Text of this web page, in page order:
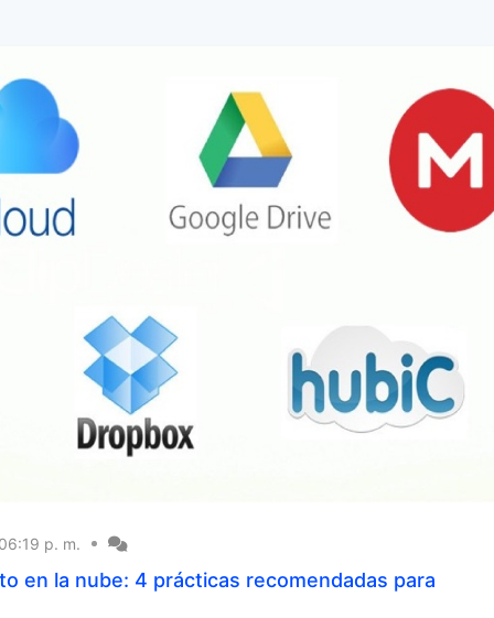
p. m.
en la nube: 4 prácticas recomendadas para